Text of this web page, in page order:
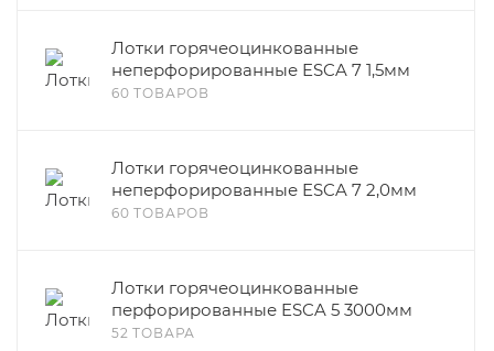
Лотки горячеоцинкованные
неперфорированные ESCA 7 1,5мм
60 ТОВАРОВ
Лотки горячеоцинкованные
неперфорированные ESCA 7 2,0мм
60 ТОВАРОВ
Лотки горячеоцинкованные
перфорированные ESCA 5 3000мм
52 ТОВАРА